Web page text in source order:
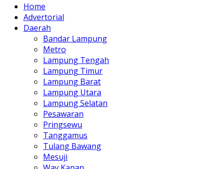
Home
Advertorial
Daerah
Bandar Lampung
Metro
Lampung Tengah
Lampung Timur
Lampung Barat
Lampung Utara
Lampung Selatan
Pesawaran
Pringsewu
Tanggamus
Tulang Bawang
Mesuji